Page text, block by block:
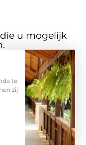
die u mogelijk
te
zij